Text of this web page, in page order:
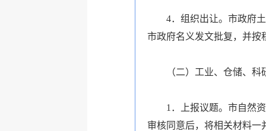
4．组织出让。市政府
市政府名义发文批复，并按
（二）工业、仓储、
1．上报议题。市自然
审核同意后，将相关材料一